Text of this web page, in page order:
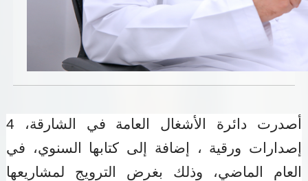
المنشآت العمرانية
خدمات الدائرة
خدمات الأفراد
خدمات الشركات
أصدرت دائرة الأشغال العامة في الشارقة، 4
إصدارات ورقية ، إضافة إلى كتابها السنوي، في
العام الماضي، وذلك بغرض الترويج لمشاريعها